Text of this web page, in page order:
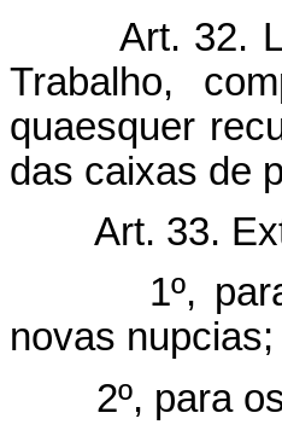
Art. 32.
Trabalho,
quaesquer
das caixas de
Art. 33.
1º, para a
novas nupcias;
2º, para os